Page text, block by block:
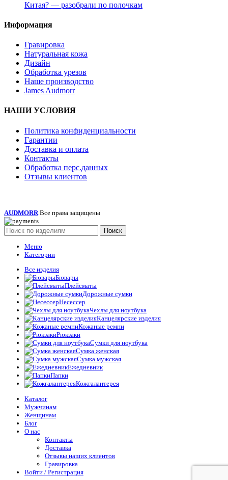
Китая? — разобрали по полочкам
Информация
Гравировка
Натуральная кожа
Дизайн
Обработка урезов
Наше производство
James Audmorr
НАШИ УСЛОВИЯ
Политика конфиденциальности
Гарантии
Доставка и оплата
Контакты
Обработка перс.данных
Отзывы клиентов
AUDMORR Все права защищены
Поиск
Меню
Категории
Все изделия
Бювары
Плейсматы
Дорожные сумки
Несессер
Чехлы для ноутбука
Канцелярские изделия
Кожаные ремни
Рюкзаки
Сумки для ноутбука
Сумка женская
Сумка мужская
Ежедневник
Папки
Кожгалантерея
Каталог
Мужчинам
Женщинам
Блог
О нас
Контакты
Доставка
Отзывы наших клиентов
Гравировка
Войти / Регистрация